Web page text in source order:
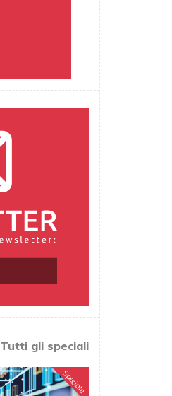
Tutti gli speciali
Speciale